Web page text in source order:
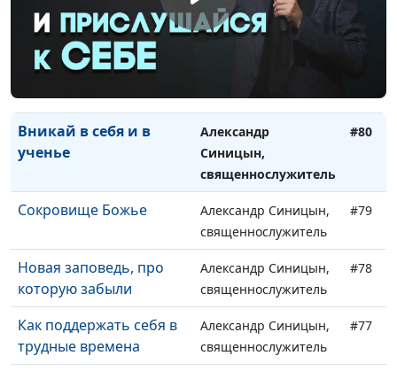
Не будьте никому
должны, кроме...
Александр Синицын,
священнослужитель
#82
Мифы в благовестии
священнослужитель
Вникай в себя и в
ученье
Александр
Синицын,
священнослужитель
#80
Сокровище Божье
Александр Синицын,
священнослужитель
#79
Новая заповедь, про
которую забыли
Александр Синицын,
священнослужитель
#78
Как поддержать себя в
трудные времена
Александр Синицын,
священнослужитель
#77